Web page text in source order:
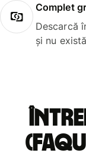
Complet
Descarcă
și nu